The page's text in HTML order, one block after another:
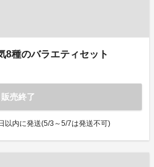
8種のバラエティセット
販売終了
以内に発送(5/3～5/7は発送不可)